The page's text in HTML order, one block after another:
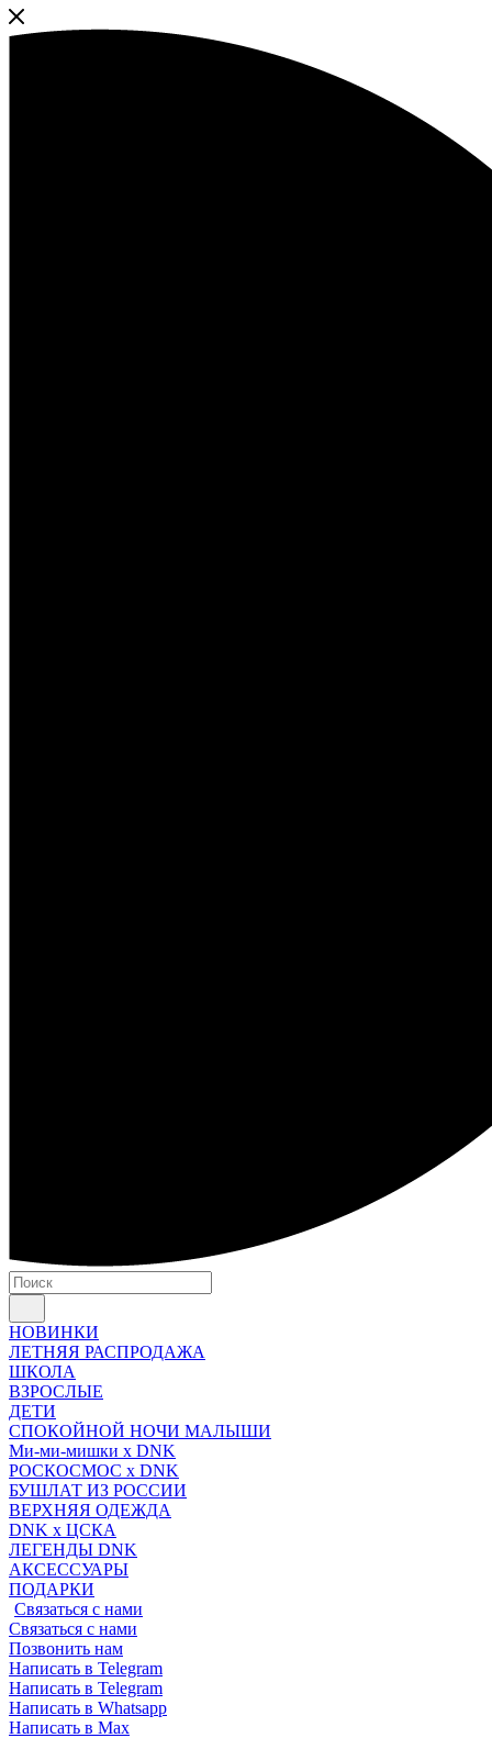
НОВИНКИ
ЛЕТНЯЯ РАСПРОДАЖА
ШКОЛА
ВЗРОСЛЫЕ
ДЕТИ
СПОКОЙНОЙ НОЧИ МАЛЫШИ
Ми-ми-мишки x DNK
РОСКОСМОС x DNK
БУШЛАТ ИЗ РОССИИ
ВЕРХНЯЯ ОДЕЖДА
DNK x ЦСКА
ЛЕГЕНДЫ DNK
АКСЕССУАРЫ
ПОДАРКИ
Связаться с нами
Связаться с нами
Позвонить нам
Написать в Telegram
Написать в Telegram
Написать в Whatsapp
Написать в Max